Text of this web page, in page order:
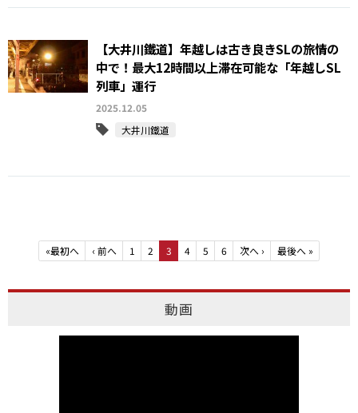
【大井川鐵道】年越しは古き良きSLの旅情の
中で！最大12時間以上滞在可能な「年越しSL
列車」運行
2025.12.05
大井川鐵道
«最初へ ‹ 前へ 1 2 3 4 5 6 次へ › 最後へ »
動画